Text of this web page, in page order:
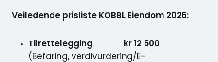
Veiledende prisliste KOBBL Eiendom 2026:
Tilrettelegging kr 12 500
(Befaring, verdivurdering/E-